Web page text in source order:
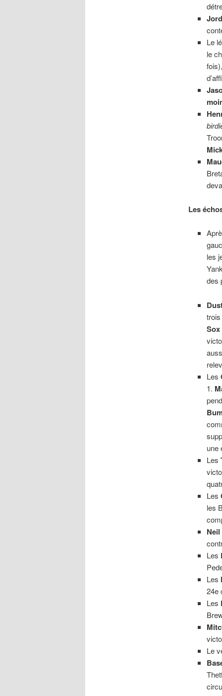
Le
le
Les
les
des
Sox
Les
1.
une
Les
Les
les
Les
Les
24e
Les
Le